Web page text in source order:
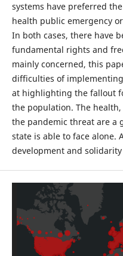
systems have preferred
health public emergency
In both cases, there have
fundamental rights and
mainly concerned, this
difficulties of
at highlighting the fallout
the population. The
the pandemic threat are a
state is able to face alone.
development and